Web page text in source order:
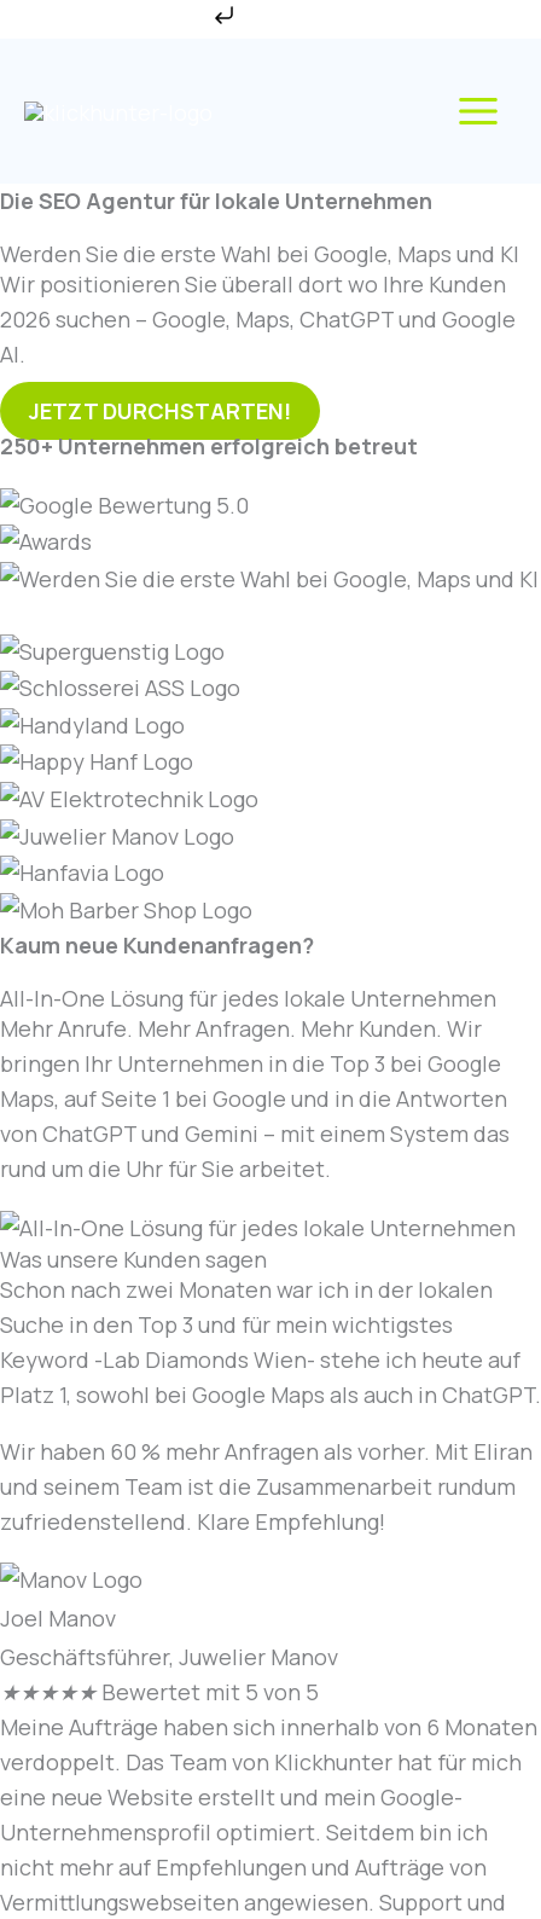
Die SEO Agentur für lokale Unternehmen
Werden Sie die erste Wahl bei Google, Maps und KI
Wir positionieren Sie überall dort wo Ihre Kunden
2026 suchen – Google, Maps, ChatGPT und Google
AI.
JETZT DURCHSTARTEN!
250+ Unternehmen erfolgreich betreut
Kaum neue Kundenanfragen?
All-In-One Lösung für jedes lokale Unternehmen
Mehr Anrufe. Mehr Anfragen. Mehr Kunden. Wir
bringen Ihr Unternehmen in die Top 3 bei Google
Maps, auf Seite 1 bei Google und in die Antworten
von ChatGPT und Gemini – mit einem System das
rund um die Uhr für Sie arbeitet.
Was unsere Kunden sagen
Schon nach zwei Monaten war ich in der lokalen
Suche in den Top 3 und für mein wichtigstes
Keyword -Lab Diamonds Wien- stehe ich heute auf
Platz 1, sowohl bei Google Maps als auch in ChatGPT.
Wir haben 60 % mehr Anfragen als vorher. Mit Eliran
und seinem Team ist die Zusammenarbeit rundum
zufriedenstellend. Klare Empfehlung!
Joel Manov
Geschäftsführer, Juwelier Manov
★★★★★ Bewertet mit 5 von 5
Meine Aufträge haben sich innerhalb von 6 Monaten
verdoppelt. Das Team von Klickhunter hat für mich
eine neue Website erstellt und mein Google-
Unternehmensprofil optimiert. Seitdem bin ich
nicht mehr auf Empfehlungen und Aufträge von
Vermittlungswebseiten angewiesen. Support und